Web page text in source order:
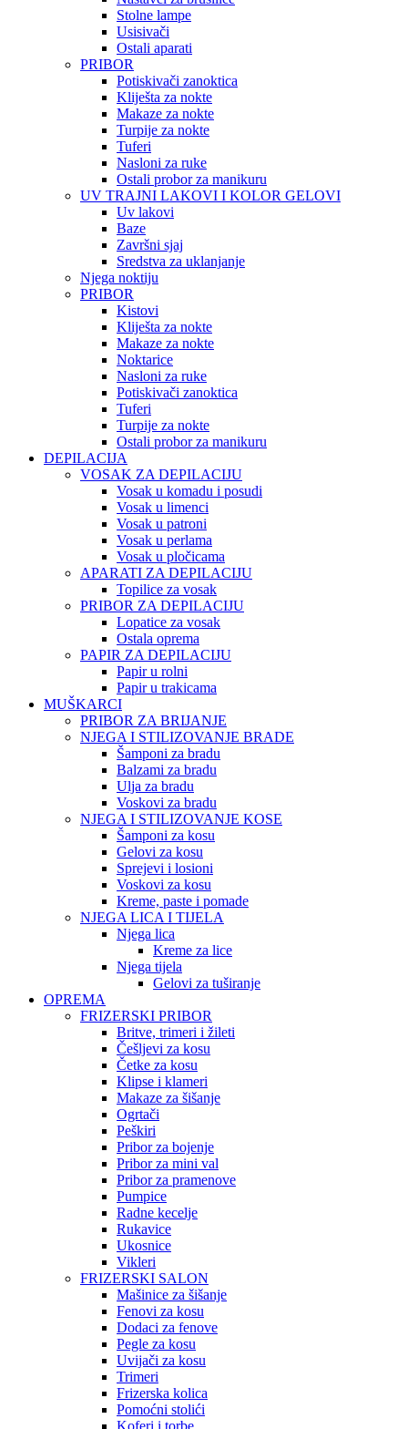
Stolne lampe
Usisivači
Ostali aparati
PRIBOR
Potiskivači zanoktica
Kliješta za nokte
Makaze za nokte
Turpije za nokte
Tuferi
Nasloni za ruke
Ostali probor za manikuru
UV TRAJNI LAKOVI I KOLOR GELOVI
Uv lakovi
Baze
Završni sjaj
Sredstva za uklanjanje
Njega noktiju
PRIBOR
Kistovi
Kliješta za nokte
Makaze za nokte
Noktarice
Nasloni za ruke
Potiskivači zanoktica
Tuferi
Turpije za nokte
Ostali probor za manikuru
DEPILACIJA
VOSAK ZA DEPILACIJU
Vosak u komadu i posudi
Vosak u limenci
Vosak u patroni
Vosak u perlama
Vosak u pločicama
APARATI ZA DEPILACIJU
Topilice za vosak
PRIBOR ZA DEPILACIJU
Lopatice za vosak
Ostala oprema
PAPIR ZA DEPILACIJU
Papir u rolni
Papir u trakicama
MUŠKARCI
PRIBOR ZA BRIJANJE
NJEGA I STILIZOVANJE BRADE
Šamponi za bradu
Balzami za bradu
Ulja za bradu
Voskovi za bradu
NJEGA I STILIZOVANJE KOSE
Šamponi za kosu
Gelovi za kosu
Sprejevi i losioni
Voskovi za kosu
Kreme, paste i pomade
NJEGA LICA I TIJELA
Njega lica
Kreme za lice
Njega tijela
Gelovi za tuširanje
OPREMA
FRIZERSKI PRIBOR
Britve, trimeri i žileti
Češljevi za kosu
Četke za kosu
Klipse i klameri
Makaze za šišanje
Ogrtači
Peškiri
Pribor za bojenje
Pribor za mini val
Pribor za pramenove
Pumpice
Radne kecelje
Rukavice
Ukosnice
Vikleri
FRIZERSKI SALON
Mašinice za šišanje
Fenovi za kosu
Dodaci za fenove
Pegle za kosu
Uvijači za kosu
Trimeri
Frizerska kolica
Pomoćni stolići
Koferi i torbe